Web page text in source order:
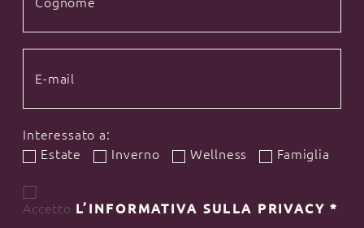
Interessato a:
Estate
Inverno Wellness Famiglia
Accetto L’INFORMATIVA SULLA PRIVACY*